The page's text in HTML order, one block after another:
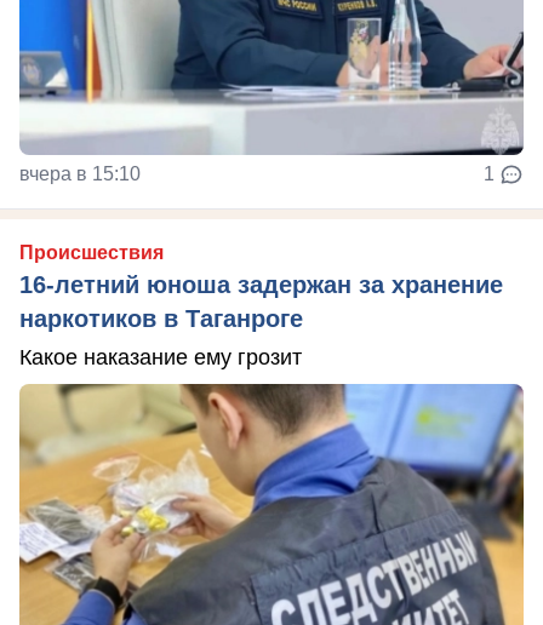
вчера в 15:10 1
Происшествия
16-летний юноша задержан за хранение
наркотиков в Таганроге
Какое наказание ему грозит